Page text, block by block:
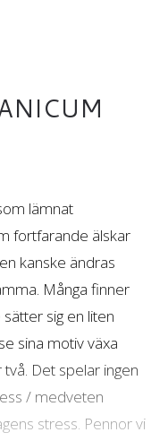
lämnat
fortfarande älskar
kanske ändras
Många finner
sig en liten
sina motiv växa
Det spelar ingen
/ medveten
stress. Pennor vi